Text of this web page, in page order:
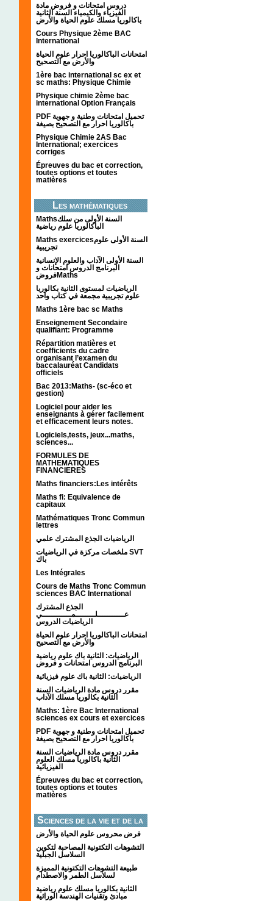
دروس امتحانات و فروض مادة
الفيزياء والكيمياء السنة الثانية
باكالوريا مسلك علوم الحياة والأرض
Cours Physique 2ème BAC
International
امتحانات الباكالوريا احرار علوم الحياة
والأرض مع التصحيح
1ère bac international sc ex et
sc maths: Physique Chimie
Physique chimie 2ème bac
international Option Français
PDF تحميل امتحانات وطنية و جهوية
باكالوريا احرار مع التصحيح بصيغة
Physique Chimie 2AS Bac
International; exercices
corriges
Épreuves du bac et correction,
toutes options et toutes
matières
Les mathématiques
Mathsالسنة الأولى من سلك
الباكالوريا علوم رياضية
Maths exercicesالسنة الأولى علوم
تجريبية
السنة الأولى الآداب والعلوم الإنسانية
البرنامج الدروس امتحانات و
فروضMaths
الرياضيات لمستوى الثانية بكالوريا
علوم تجريبية مجمعة في كتاب واحد
Maths 1ère bac sc Maths
Enseignement Secondaire
qualifiant: Programme
Répartition matières et
coefficients du cadre
organisant l’examen du
baccalauréat Candidats
officiels
Bac 2013:Maths- (sc-éco et
gestion)
Logiciel pour aider les
enseignants à gérer facilement
et efficacement leurs notes.
Logiciels,tests, jeux...maths,
sciences...
FORMULES DE
MATHEMATIQUES
FINANCIERES
Maths financiers:Les intérêts
Maths fi: Equivalence de
capitaux
Mathématiques Tronc Commun
lettres
الرياضيات الجذع المشترك علمي
ملخصات مركزة في الرياضيات SVT
باك
Les Intégrales
Cours de Maths Tronc Commun
sciences BAC International
الجذع المشترك
عـــــــــــلــــــــمــــــــــــي
الرياضيات الدروس
امتحانات الباكالوريا احرار علوم الحياة
والأرض مع التصحيح
الرياضيات: الثانية باك علوم رياضية
البرنامج الدروس امتحانات و فروض
الرياضيات: الثانية باك علوم فيزيائية
مقرر دروس مادة الرياضيات السنة
الثانية بكالوريا مسلك الآداب
Maths: 1ère Bac International
sciences ex cours et exercices
PDF تحميل امتحانات وطنية و جهوية
باكالوريا احرار مع التصحيح بصيغة
مقرر دروس مادة الرياضيات السنة
الثانية باكالوريا مسلك العلوم
الفيزيائية
Épreuves du bac et correction,
toutes options et toutes
matières
Sciences de la vie et de la
terre
فرض محروس علوم الحياة والأرض
التشوهات التكتونیة المصاحبة لتكوین
السلاسل الجبلیة
طبيعة التشوهات التكتونية المميزة
لسلاسل الطمر والاصطدام
الثانية بكالوريا مسلك علوم رياضية
مبادئ وتقنيات الهندسة الوراثية